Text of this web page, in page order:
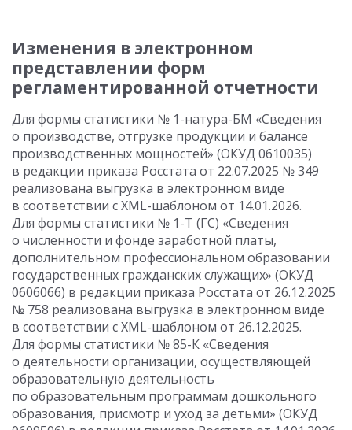
Изменения в электронном
представлении форм
регламентированной отчетности
Для формы статистики № 1-натура-БМ «Сведения
о производстве, отгрузке продукции и балансе
производственных мощностей» (ОКУД 0610035)
в редакции приказа Росстата от 22.07.2025 № 349
реализована выгрузка в электронном виде
в соответствии с XML-шаблоном от 14.01.2026.
Для формы статистики № 1-Т (ГС) «Сведения
о численности и фонде заработной платы,
дополнительном профессиональном образовании
государственных гражданских служащих» (ОКУД
0606066) в редакции приказа Росстата от 26.12.2025
№ 758 реализована выгрузка в электронном виде
в соответствии с XML-шаблоном от 26.12.2025.
Для формы статистики № 85-К «Сведения
о деятельности организации, осуществляющей
образовательную деятельность
по образовательным программам дошкольного
образования, присмотр и уход за детьми» (ОКУД